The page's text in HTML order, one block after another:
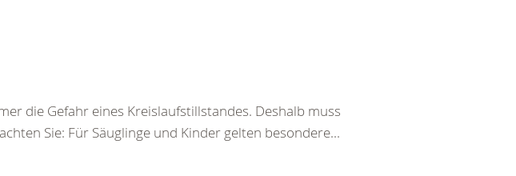
die Gefahr eines Kreislaufstillstandes. Deshalb muss
Sie: Für Säuglinge und Kinder gelten besondere...